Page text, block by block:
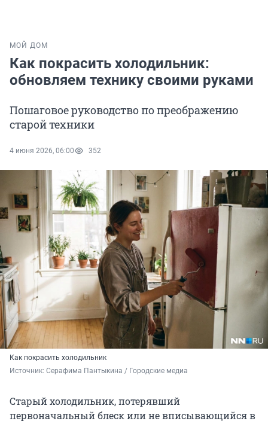
МОЙ ДОМ
Как покрасить холодильник:
обновляем технику своими руками
Пошаговое руководство по преображению
старой техники
4 июня 2026, 06:00 352
Как покрасить холодильник
Источник: Серафима Пантыкина / Городские медиа
Старый холодильник, потерявший
первоначальный блеск или не вписывающийся в